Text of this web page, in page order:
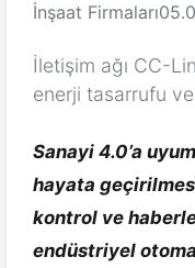
İnşaat Firmaları
İletişim ağı CC-
enerji tasarrufu
Sanayi 4.0’a
hayata
kontrol ve
endüstriyel